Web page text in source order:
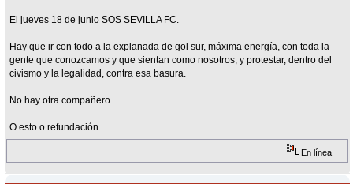
El jueves 18 de junio SOS SEVILLA FC.
Hay que ir con todo a la explanada de gol sur, máxima energía, con toda la
gente que conozcamos y que sientan como nosotros, y protestar, dentro del
civismo y la legalidad, contra esa basura.
No hay otra compañero.
O esto o refundación.
En línea